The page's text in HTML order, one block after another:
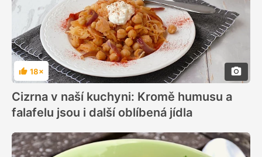
Hodnocení
18×
Cizrna v naší kuchyni: Kromě humusu a
falafelu jsou i další oblíbená jídla